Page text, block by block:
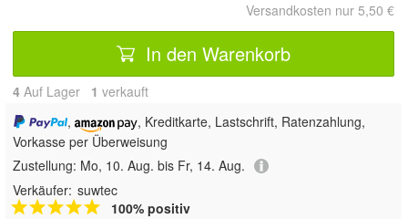
Versandkosten nur 5,50 €
In den Warenkorb
4 Auf Lager 1 verkauft
,
, Kreditkarte, Lastschrift, Ratenzahlung,
Vorkasse per Überweisung
Zustellung: Mo, 10. Aug. bis Fr, 14. Aug.
Verkäufer: suwtec
100% positiv